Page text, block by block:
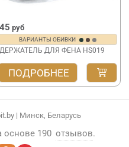
45 руб
ВАРИАНТЫ ОБИВКИ
ДЕРЖАТЕЛЬ ДЛЯ ФЕНА HS019
ПОДРОБНЕЕ
| Минск, Беларусь
основе 190 отзывов.